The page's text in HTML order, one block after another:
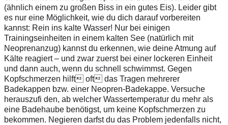
(ähnlich einem zu großen Biss in ein gutes Eis). Leider gibt
es nur eine Möglichkeit, wie du dich darauf vorbereiten
kannst: Rein ins kalte Wasser! Nur bei einigen
Trainingseinheiten in einem kalten See (natürlich mit
Neoprenanzug) kannst du erkennen, wie deine Atmung auf
Kälte reagiert – und zwar zuerst bei einer lockeren Einheit
und dann auch, wenn du schnell schwimmst. Gegen
Kopfschmerzen hilft oft das Tragen mehrerer
Badekappen bzw. einer Neopren-Badekappe. Versuche
herauszufi den, ab welcher Wassertemperatur du mehr als
eine Badehaube benötigst, um keine Kopfschmerzen zu
bekommen. Negieren darfst du das Problem jedenfalls nicht,